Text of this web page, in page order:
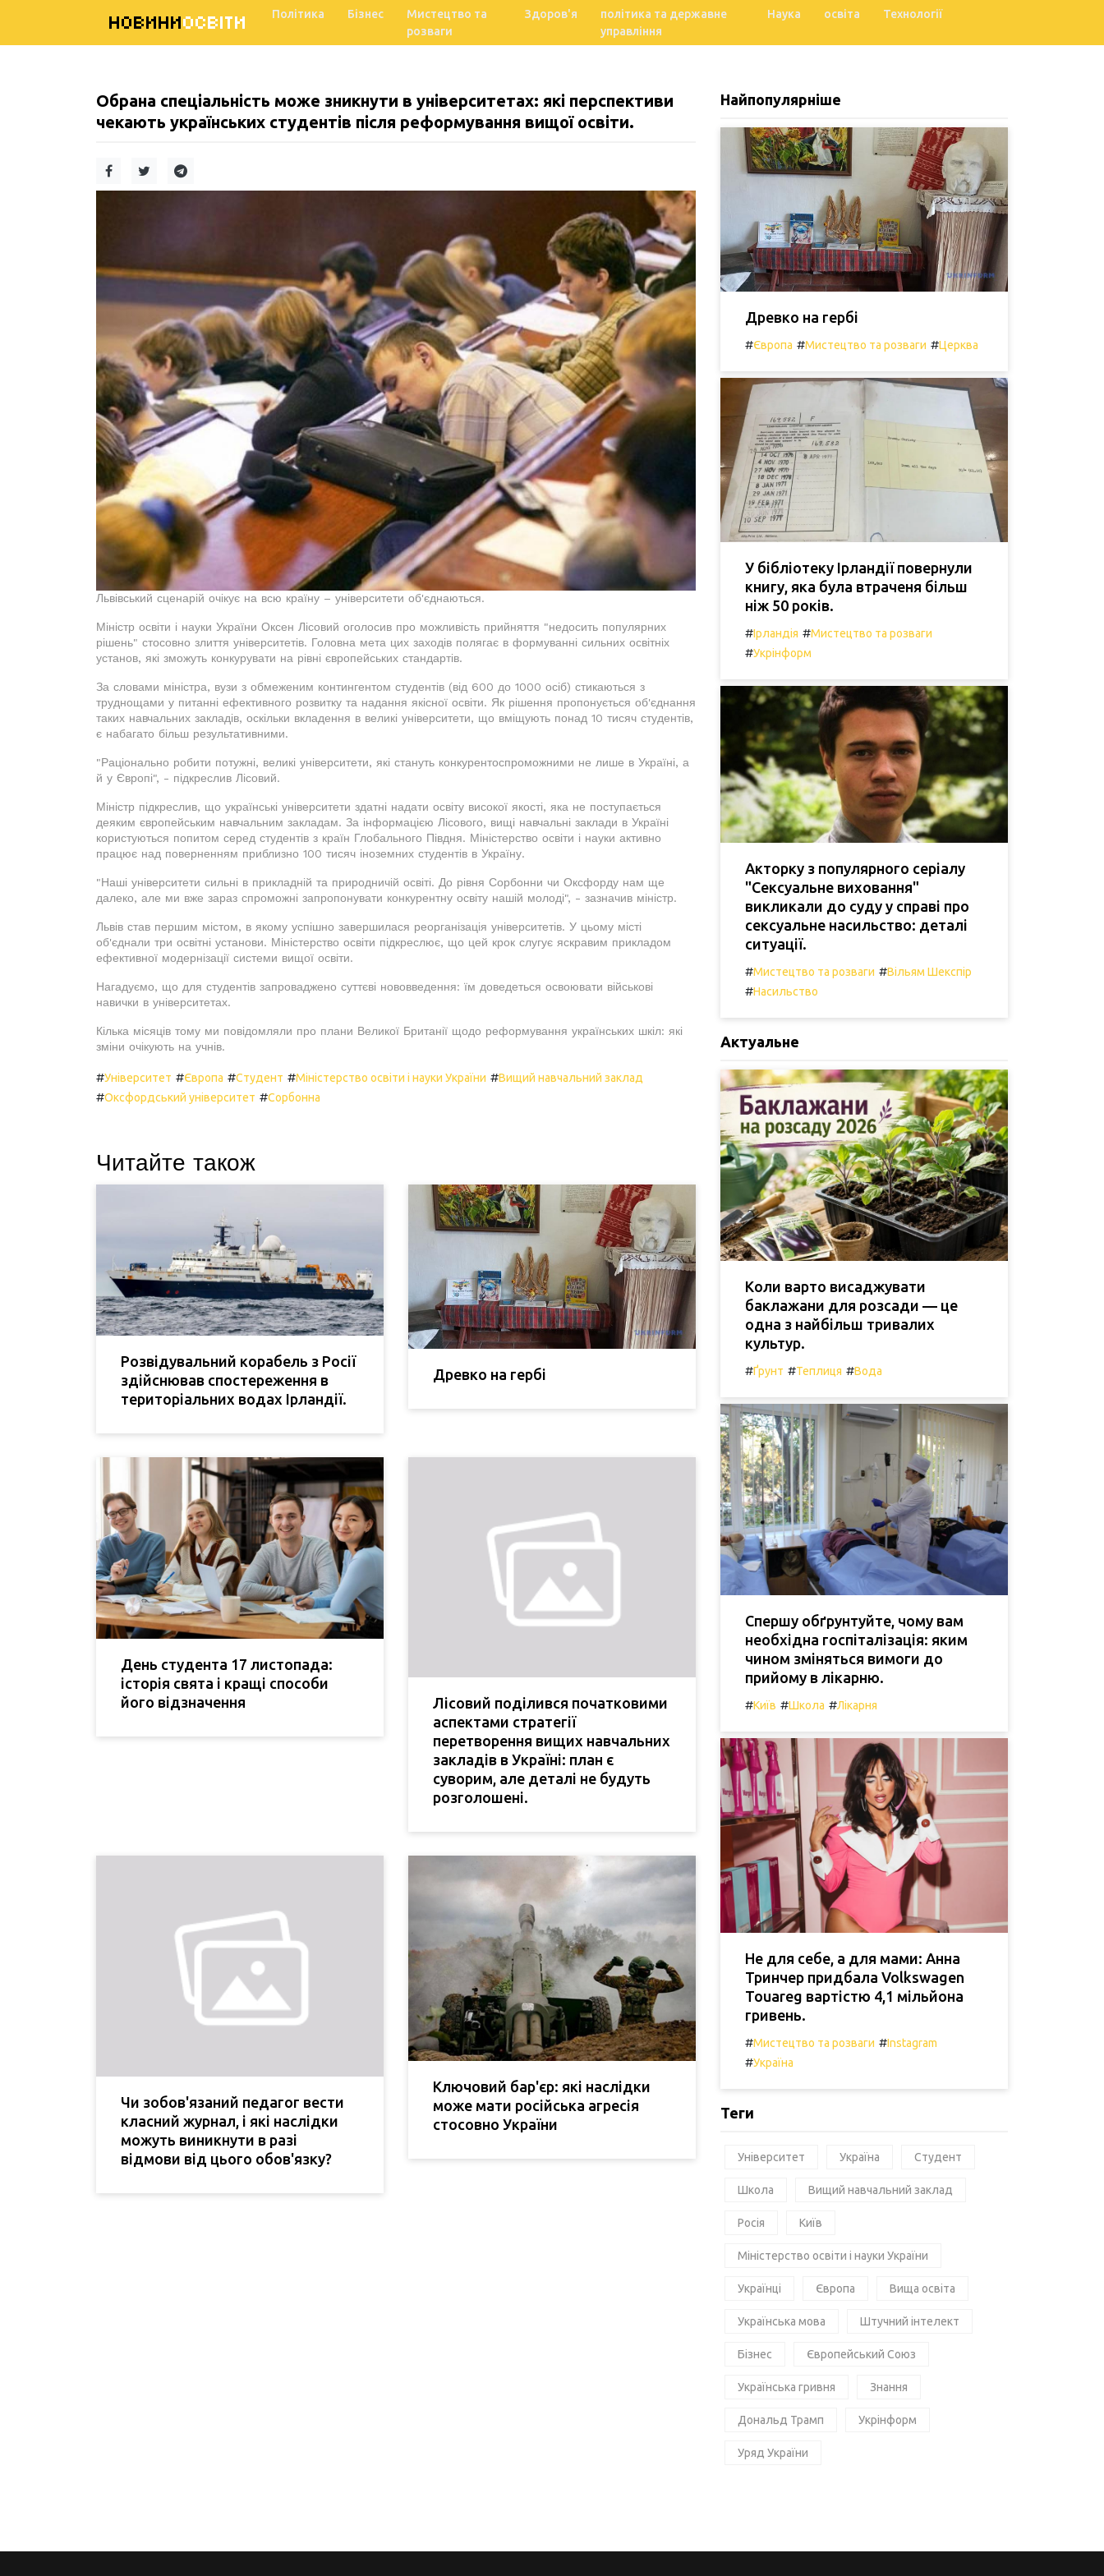
НОВИНИОСВІТИ Політика Бізнес
Мистецтво та
розваги
Здоров'я
політика та державне
управління
Наука освіта Технології
Обрана спеціальність може зникнути в університетах: які перспективи
чекають українських студентів після реформування вищої освіти.
Львівський сценарій очікує на всю країну – університети об'єднаються.
Міністр освіти і науки України Оксен Лісовий оголосив про можливість прийняття "недосить популярних
рішень" стосовно злиття університетів. Головна мета цих заходів полягає в формуванні сильних освітніх
установ, які зможуть конкурувати на рівні європейських стандартів.
За словами міністра, вузи з обмеженим контингентом студентів (від 600 до 1000 осіб) стикаються з
труднощами у питанні ефективного розвитку та надання якісної освіти. Як рішення пропонується об'єднання
таких навчальних закладів, оскільки вкладення в великі університети, що вміщують понад 10 тисяч студентів,
є набагато більш результативними.
"Раціонально робити потужні, великі університети, які стануть конкурентоспроможними не лише в Україні, а
й у Європі", - підкреслив Лісовий.
Міністр підкреслив, що українські університети здатні надати освіту високої якості, яка не поступається
деяким європейським навчальним закладам. За інформацією Лісового, вищі навчальні заклади в Україні
користуються попитом серед студентів з країн Глобального Півдня. Міністерство освіти і науки активно
працює над поверненням приблизно 100 тисяч іноземних студентів в Україну.
"Наші університети сильні в прикладній та природничій освіті. До рівня Сорбонни чи Оксфорду нам ще
далеко, але ми вже зараз спроможні запропонувати конкурентну освіту нашій молоді", - зазначив міністр.
Львів став першим містом, в якому успішно завершилася реорганізація університетів. У цьому місті
об'єднали три освітні установи. Міністерство освіти підкреслює, що цей крок слугує яскравим прикладом
ефективної модернізації системи вищої освіти.
Нагадуємо, що для студентів запроваджено суттєві нововведення: їм доведеться освоювати військові
навички в університетах.
Кілька місяців тому ми повідомляли про плани Великої Британії щодо реформування українських шкіл: які
зміни очікують на учнів.
#Університет #Європа #Студент #Міністерство освіти і науки України #Вищий навчальний заклад
#Оксфордський університет #Сорбонна
Читайте також
Розвідувальний корабель з Росії
здійснював спостереження в
територіальних водах Ірландії.
Древко на гербі
День студента 17 листопада:
історія свята і кращі способи
його відзначення
Лісовий поділився початковими
аспектами стратегії
перетворення вищих навчальних
закладів в Україні: план є
суворим, але деталі не будуть
розголошені.
Чи зобов'язаний педагог вести
класний журнал, і які наслідки
можуть виникнути в разі
відмови від цього обов'язку?
Ключовий бар'єр: які наслідки
може мати російська агресія
стосовно України
Найпопулярніше
Древко на гербі
#Європа #Мистецтво та розваги #Церква
У бібліотеку Ірландії повернули
книгу, яка була втраченя більш
ніж 50 років.
#Ірландія #Мистецтво та розваги
#Укрінформ
Акторку з популярного серіалу
"Сексуальне виховання"
викликали до суду у справі про
сексуальне насильство: деталі
ситуації.
#Мистецтво та розваги #Вільям Шекспір
#Насильство
Актуальне
Коли варто висаджувати
баклажани для розсади — це
одна з найбільш тривалих
культур.
#Ґрунт #Теплиця #Вода
Спершу обґрунтуйте, чому вам
необхідна госпіталізація: яким
чином зміняться вимоги до
прийому в лікарню.
#Київ #Школа #Лікарня
Не для себе, а для мами: Анна
Тринчер придбала Volkswagen
Touareg вартістю 4,1 мільйона
гривень.
#Мистецтво та розваги #Instagram
#Україна
Теги
Університет Україна Студент
Школа Вищий навчальний заклад
Росія Київ
Міністерство освіти і науки України
Українці Європа Вища освіта
Українська мова Штучний інтелект
Бізнес Європейський Союз
Українська гривня Знання
Дональд Трамп Укрінформ
Уряд України